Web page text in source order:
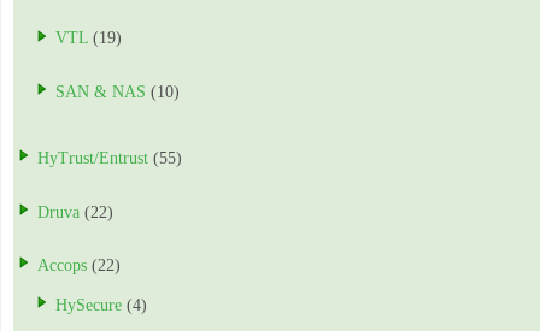
VTL (19)
SAN & NAS (10)
HyTrust/Entrust (55)
Druva (22)
Accops (22)
HySecure (4)